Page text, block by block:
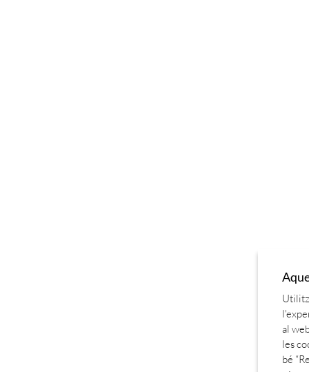
al
les
bé